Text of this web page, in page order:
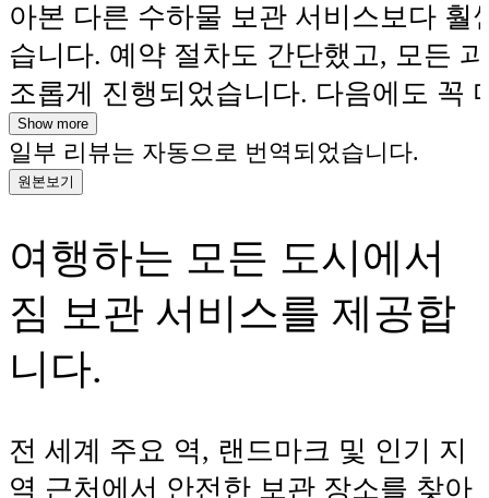
아본 다른 수하물 보관 서비스보다 훨
습니다. 예약 절차도 간단했고, 모든
조롭게 진행되었습니다. 다음에도 꼭
할 생각입니다.
Show more
일부 리뷰는 자동으로 번역되었습니다.
원본보기
여행하는 모든 도시에서
짐 보관 서비스를 제공합
니다.
전 세계 주요 역, 랜드마크 및 인기 지
역 근처에서 안전한 보관 장소를 찾아